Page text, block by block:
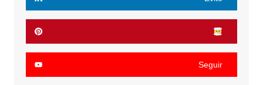
Seguir